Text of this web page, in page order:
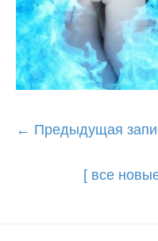
Post
← Предыдущая
[ все